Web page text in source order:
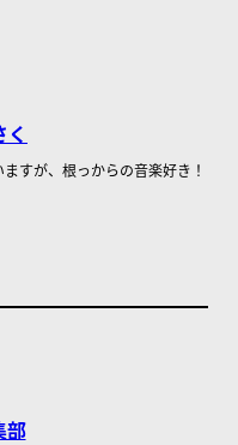
すが、根っからの音楽好き！
部